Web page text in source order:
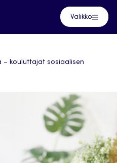
Valikko
kouluttajat sosiaalisen